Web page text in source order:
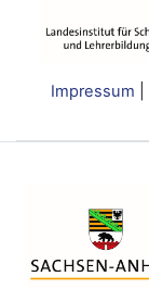
Impressum